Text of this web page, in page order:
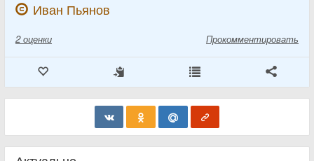
Иван Пьянов
2 оценки Прокомментировать